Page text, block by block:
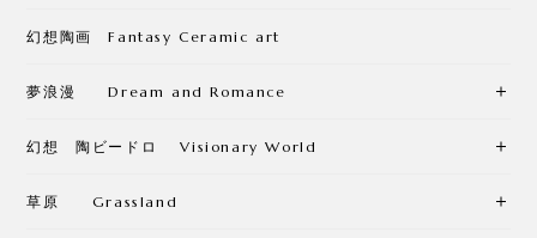
幻想陶画 Fantasy Ceramic art
夢浪漫 Dream and Romance
幻想 陶ビードロ Visionary World
草原 Grassland